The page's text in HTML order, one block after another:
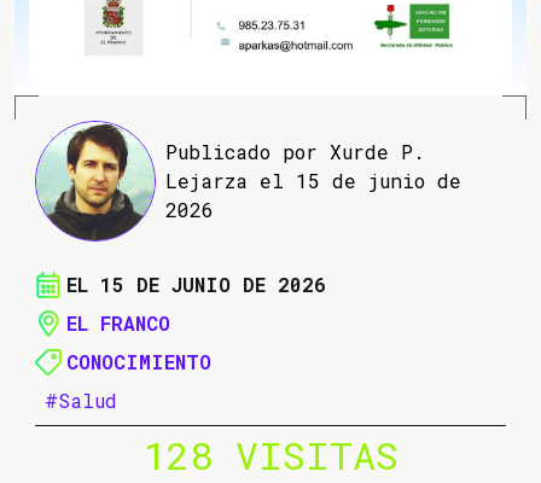
Publicado por Xurde P.
Lejarza el 15 de junio de
2026
EL 15 DE JUNIO DE 2026
EL FRANCO
CONOCIMIENTO
#Salud
128 VISITAS